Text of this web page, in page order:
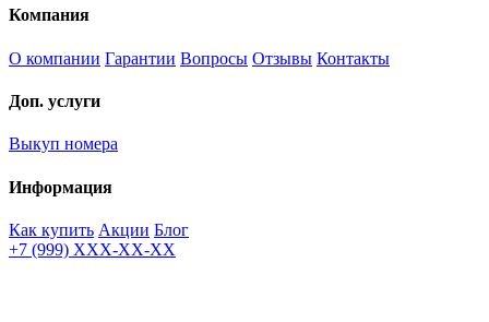
Компания
О компании Гарантии Вопросы Отзывы Контакты
Доп. услуги
Выкуп номера
Информация
Как купить Акции Блог
+7 (999) XXX-XX-XX